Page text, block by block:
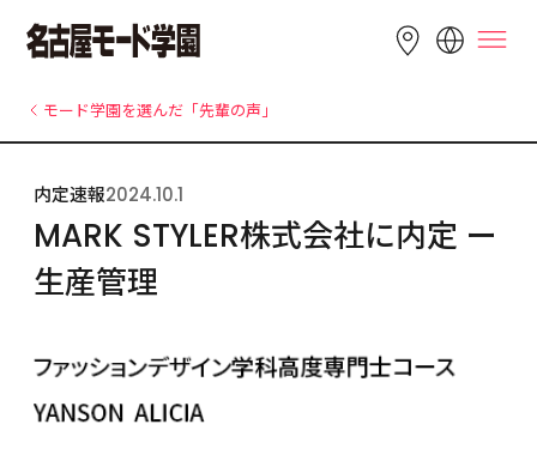
English 简体中文 繁體中文
한국어 Tiếng Việt
Indonesia
モード学園を選んだ「先輩の声」
内定速報2024.10.1
MARK STYLER株式会社に内定 ー
生産管理